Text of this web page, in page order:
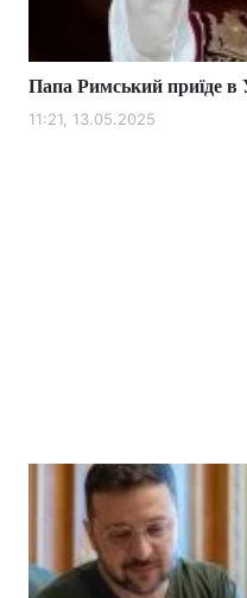
Папа Римський приїде в
11:21, 13.05.2025